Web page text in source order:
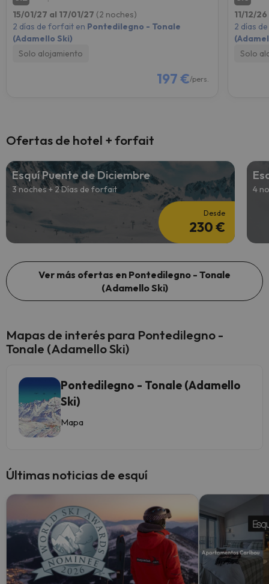
15/01/27 al 17/01/27 (2 noches)
2 días de forfait en Pontedilegno - Tonale
(Adamello Ski)
Solo alojamiento
197 €/pers.
11/12/
2 días
Solo
Ofertas de hotel + forfait
Esquí Puente de Diciembre
3 noches + 2 Días de forfait
Desde
230 €
4
Ver más ofertas en Pontedilegno - Tonale
(Adamello Ski)
Mapas de interés para Pontedilegno -
Tonale (Adamello Ski)
Pontedilegno - Tonale (Adamello
Ski)
Mapa
Últimas noticias de esquí